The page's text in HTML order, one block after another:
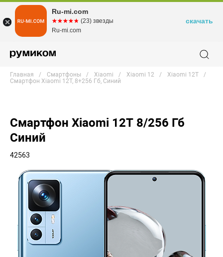
Главная Смартфоны Xiaomi Xiaomi 12
Xiaomi 12T
Смартфон Xiaomi 12T, 8+256 Гб, Синий
Смартфон Xiaomi 12T 8/256 Гб
Синий
42563
Ru-mi.com
☆☆☆☆☆
★★★★★ (23) звезды
Ru-mi.com
скачать